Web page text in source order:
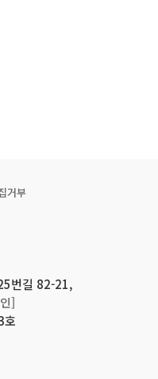
거부
번길 82-21,
]
호